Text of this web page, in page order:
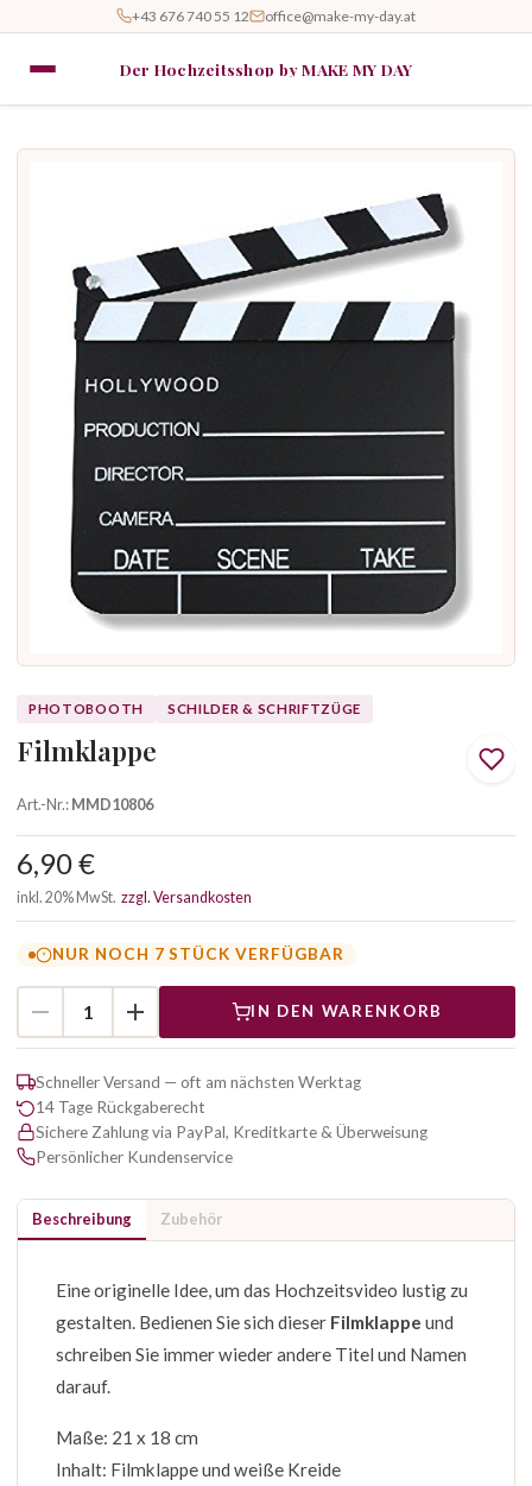
+43 676 740 55 12 office@make-my-day.at
Der Hochzeitsshop by MAKE MY DAY
PHOTOBOOTH SCHILDER & SCHRIFTZÜGE
Filmklappe
Art.-Nr.:MMD10806
6,90 €
inkl. 20% MwSt. zzgl. Versandkosten
NUR NOCH 7 STÜCK VERFÜGBAR
IN DEN WARENKORB
Schneller Versand — oft am nächsten Werktag
14 Tage Rückgaberecht
Sichere Zahlung via PayPal, Kreditkarte & Überweisung
Persönlicher Kundenservice
Beschreibung Zubehör
Eine originelle Idee, um das Hochzeitsvideo lustig zu
gestalten. Bedienen Sie sich dieser Filmklappe und
schreiben Sie immer wieder andere Titel und Namen
darauf.
Maße: 21 x 18 cm
Inhalt: Filmklappe und weiße Kreide